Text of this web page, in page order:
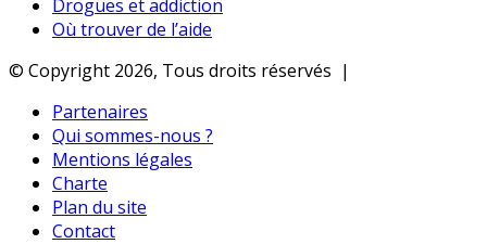
Drogues et addiction
Où trouver de l’aide
© Copyright 2026, Tous droits réservés |
Partenaires
Qui sommes-nous ?
Mentions légales
Charte
Plan du site
Contact